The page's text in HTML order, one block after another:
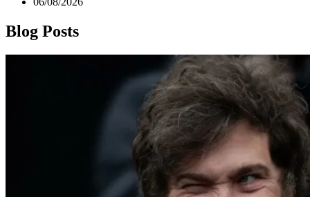
Blog Posts